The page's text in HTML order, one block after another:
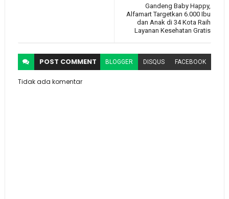
Gandeng Baby Happy,
Alfamart Targetkan 6.000 Ibu
dan Anak di 34 Kota Raih
Layanan Kesehatan Gratis
POST COMMENT BLOGGER DISQUS FACEBOOK
Tidak ada komentar